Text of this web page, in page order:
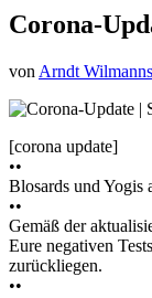
Corona-
von Arndt Wilmanns
[corona update]
••
Blosards und Yogis
••
Gemäß der
Eure negativen
zurückliegen.
••